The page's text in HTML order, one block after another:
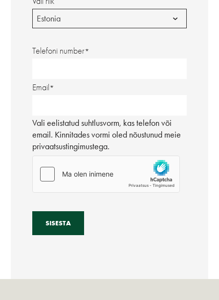
Estonia
Telefoni number
Email
Vali eelistatud suhtlusvorm, kas telefon või
email. Kinnitades vormi oled nõustunud meie
privaatsustingimustega.